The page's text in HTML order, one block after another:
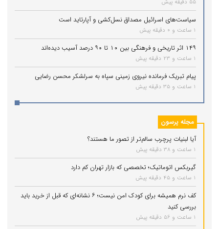
55 دقیقه پیش
سیاست‌های اسرائیل مصداق نسل‌کشی و آپارتاید است
1 ساعت و 0 دقیقه پیش
۱۴۹ اثر تاریخی و فرهنگی بین ۱۰ تا ۹۰ درصد آسیب دیده‌اند
1 ساعت و 23 دقیقه پیش
پیام تبریک فرمانده نیروی زمینی سپاه به سرلشکر محسن رضایی
1 ساعت و 35 دقیقه پیش
مجله پرسون
آیا لبنیات پرچرب سالم‌تر از تصور ما هستند؟
1 ساعت و 38 دقیقه پیش
گیربکس اتوماتیک؛ تخصصی که بازار تهران کم دارد
1 ساعت و 45 دقیقه پیش
کف نرم همیشه برای کودک امن نیست؛ ۶ نشانه‌ای که قبل از خرید باید
بررسی کنید
1 ساعت و 56 دقیقه پیش